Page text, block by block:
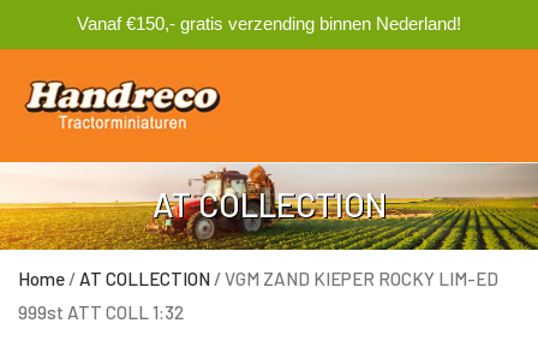
Vanaf €150,- gratis verzending binnen Nederland!
AT COLLECTION
Home / AT COLLECTION / VGM ZAND KIEPER ROCKY LIM-ED
999st ATT COLL 1:32